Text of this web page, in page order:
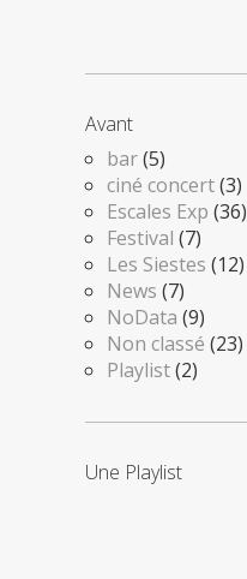
Avant
bar(5)
ciné concert(3)
Escales Exp (36)
Festival (7)
Les Siestes (12)
News (7)
NoData (9)
Non classé (23)
Playlist(2)
Une Playlist